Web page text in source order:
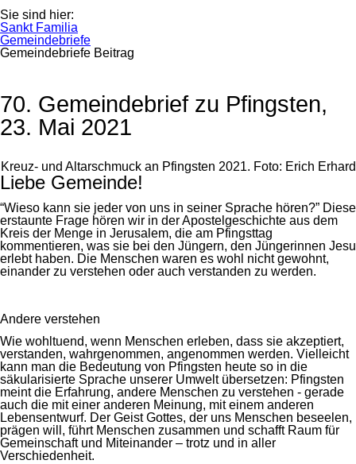
Sie sind hier:
Sankt Familia
Gemeindebriefe
Gemeindebriefe Beitrag
70. Gemeindebrief zu Pfingsten,
23. Mai 2021
Kreuz- und Altarschmuck an Pfingsten 2021. Foto: Erich Erhard
Liebe Gemeinde!
“Wieso kann sie jeder von uns in seiner Sprache hören?” Diese
erstaunte Frage hören wir in der Apostelgeschichte aus dem
Kreis der Menge in Jerusalem, die am Pfingsttag
kommentieren, was sie bei den Jüngern, den Jüngerinnen Jesu
erlebt haben. Die Menschen waren es wohl nicht gewohnt,
einander zu verstehen oder auch verstanden zu werden.
Andere verstehen
Wie wohltuend, wenn Menschen erleben, dass sie akzeptiert,
verstanden, wahrgenommen, angenommen werden. Vielleicht
kann man die Bedeutung von Pfingsten heute so in die
säkularisierte Sprache unserer Umwelt übersetzen: Pfingsten
meint die Erfahrung, andere Menschen zu verstehen - gerade
auch die mit einer anderen Meinung, mit einem anderen
Lebensentwurf. Der Geist Gottes, der uns Menschen beseelen,
prägen will, führt Menschen zusammen und schafft Raum für
Gemeinschaft und Miteinander – trotz und in aller
Verschiedenheit.